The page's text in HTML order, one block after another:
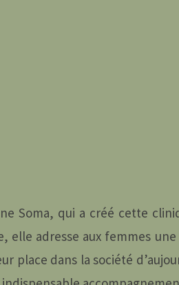
Soma, qui a créé cette
elle adresse aux femmes
place dans la société